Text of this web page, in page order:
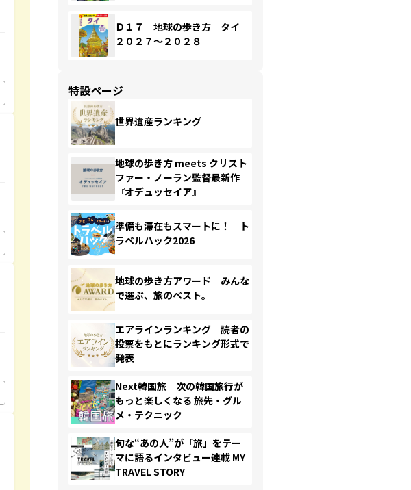
Ｄ１７ 地球の歩き方 タイ
２０２７～２０２８
特設ページ
世界遺産ランキング
地球の歩き方 meets クリスト
ファー・ノーラン監督最新作
『オデュッセイア』
準備も滞在もスマートに！ ト
ラベルハック2026
地球の歩き方アワード みんな
で選ぶ、旅のベスト。
エアラインランキング 読者の
投票をもとにランキング形式で
発表
Next韓国旅 次の韓国旅行が
もっと楽しくなる 旅先・グル
メ・テクニック
旬な“あの人”が「旅」をテー
マに語るインタビュー連載 MY
TRAVEL STORY